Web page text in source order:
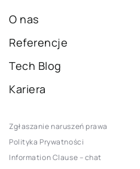
O nas
Referencje
Tech Blog
Kariera
Zgłaszanie naruszeń prawa
Polityka Prywatności
Information Clause – chat